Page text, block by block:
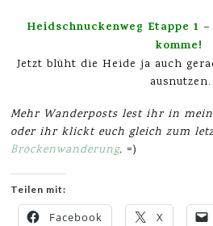
Heidschnuckenweg Etappe 1
komme!
Jetzt blüht die Heide ja auch
ausnutzen.
Mehr Wanderposts lest ihr in
oder ihr klickt euch gleich zum
Brockenwanderung. =)
Teilen mit:
Facebook X